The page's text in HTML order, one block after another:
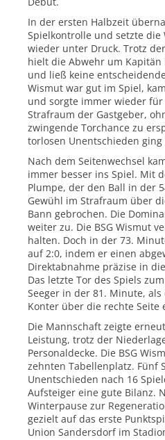
In der ersten Halbzeit
Spielkontrolle und setzte
wieder unter Druck. Trotz
hielt die Abwehr um Kapitän
und ließ keine
Wismut war gut im Spiel,
und sorgte immer wieder für
Strafraum der Gastgeber,
zwingende Torchance zu
torlosen Unentschieden
Nach dem Seitenwechsel
immer besser ins Spiel. Mit
Plumpe, der den Ball in der
Gewühl im Strafraum über
Bann gebrochen. Die
weiter zu. Die BSG Wismut
halten. Doch in der 73.
auf 2:0, indem er einen
Direktabnahme präzise in
Das letzte Tor des Spiels
Seeger in der 81. Minute,
Konter über die rechte Seite
Die Mannschaft zeigte
Leistung, trotz der
Personaldecke. Die BSG
zehnten Tabellenplatz. Fünf
Unentschieden nach 16
Aufsteiger eine gute Bilanz.
Winterpause zur
gezielt auf das erste
Union Sandersdorf im